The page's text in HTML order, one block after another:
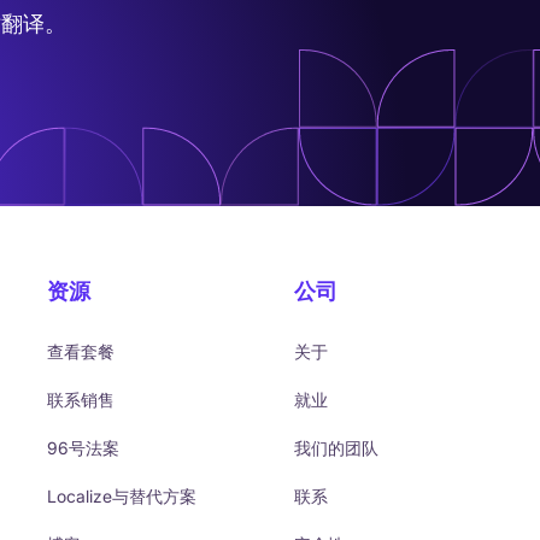
译。
资源
查看套餐
联系销售
96号法案
Localize与替代方案
公司
关于
就业
我们的团队
联系